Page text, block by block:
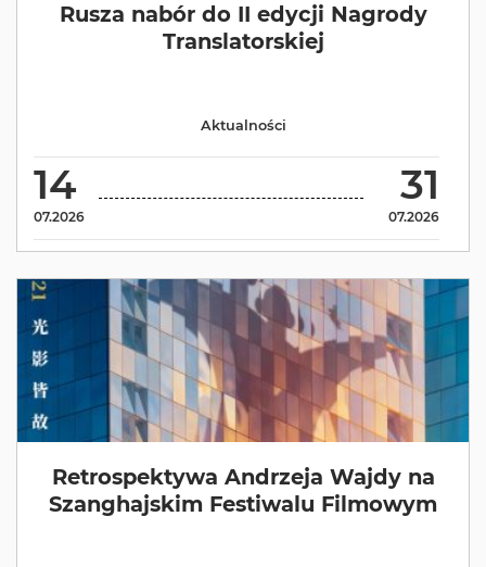
Rusza nabór do II edycji Nagrody
Translatorskiej
14
07.2026
31
07.2026
Aktualności
Retrospektywa Andrzeja Wajdy na
Szanghajskim Festiwalu Filmowym